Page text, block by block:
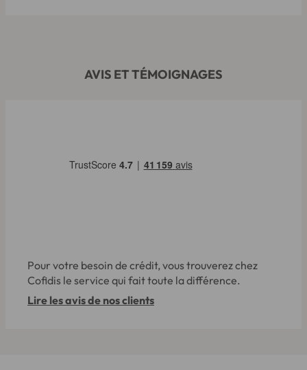
AVIS ET TÉMOIGNAGES
Pour votre besoin de crédit, vous trouverez chez
Cofidis le service qui fait toute la différence.
Lire les avis de nos clients